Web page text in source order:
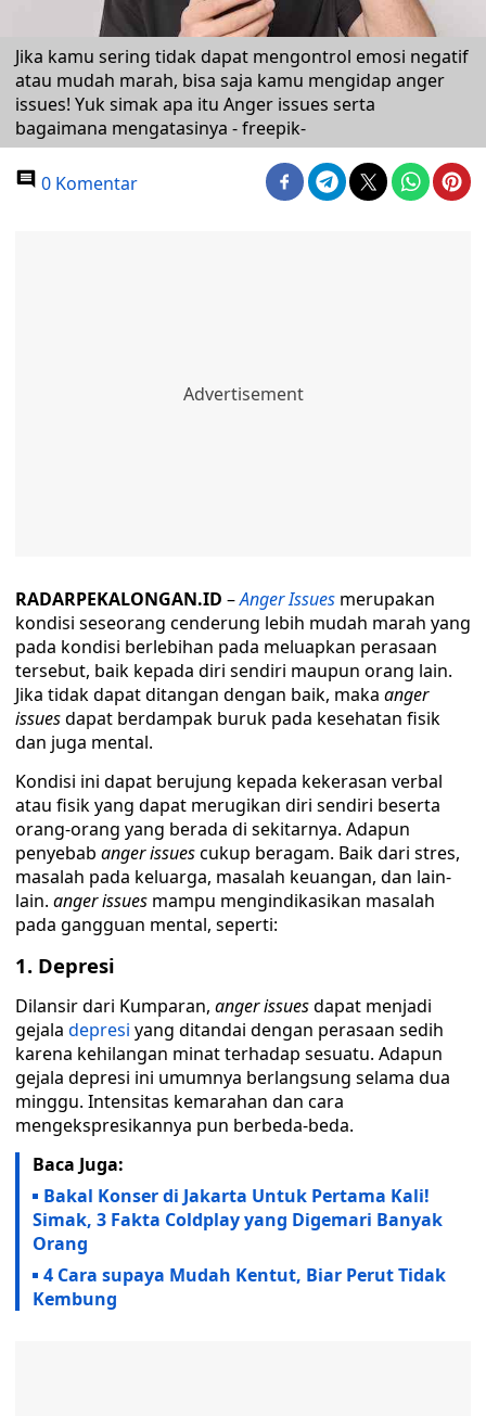
Jika kamu sering tidak dapat mengontrol emosi negatif
atau mudah marah, bisa saja kamu mengidap anger
issues! Yuk simak apa itu Anger issues serta
bagaimana mengatasinya - freepik-
0 Komentar
RADARPEKALONGAN.ID –Anger Issues merupakan
kondisi seseorang cenderung lebih mudah marah yang
pada kondisi berlebihan pada meluapkan perasaan
tersebut, baik kepada diri sendiri maupun orang lain.
Jika tidak dapat ditangan dengan baik, maka anger
issuesdapat berdampak buruk pada kesehatan fisik
dan juga mental.
Kondisi ini dapat berujung kepada kekerasan verbal
atau fisik yang dapat merugikan diri sendiri beserta
orang-orang yang berada di sekitarnya. Adapun
penyebab anger issuescukup beragam. Baik dari stres,
masalah pada keluarga, masalah keuangan, dan lain-
lain. anger issues mampu mengindikasikan masalah
pada gangguan mental, seperti:
1. Depresi
Dilansir dari Kumparan, anger issuesdapat menjadi
gejala depresi yang ditandai dengan perasaan sedih
karena kehilangan minat terhadap sesuatu. Adapun
gejala depresi ini umumnya berlangsung selama dua
minggu. Intensitas kemarahan dan cara
mengekspresikannya pun berbeda-beda.
Baca Juga:
Bakal Konser di Jakarta Untuk Pertama Kali!
Simak, 3 Fakta Coldplay yang Digemari Banyak
Orang
4 Cara supaya Mudah Kentut, Biar Perut Tidak
Kembung